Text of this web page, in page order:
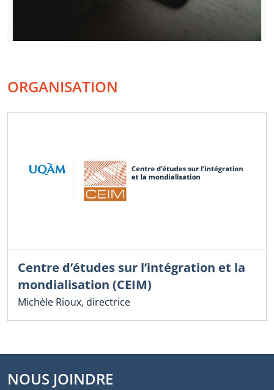
ORGANISATION
Centre d’études sur l’intégration et la
mondialisation (CEIM)
Michèle Rioux, directrice
NOUS JOINDRE